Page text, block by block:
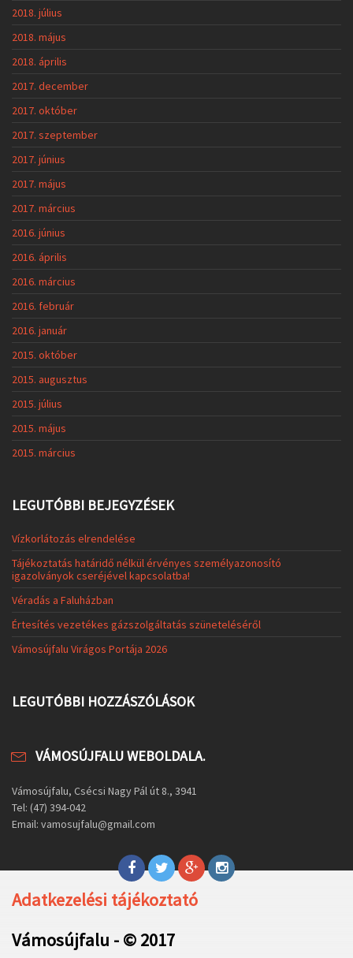
2018. július
2018. május
2018. április
2017. december
2017. október
2017. szeptember
2017. június
2017. május
2017. március
2016. június
2016. április
2016. március
2016. február
2016. január
2015. október
2015. augusztus
2015. július
2015. május
2015. március
LEGUTÓBBI BEJEGYZÉSEK
Vízkorlátozás elrendelése
Tájékoztatás határidő nélkül érvényes személyazonosító
igazolványok cseréjével kapcsolatba!
Véradás a Faluházban
Értesítés vezetékes gázszolgáltatás szüneteléséről
Vámosújfalu Virágos Portája 2026
LEGUTÓBBI HOZZÁSZÓLÁSOK
VÁMOSÚJFALU WEBOLDALA.
Vámosújfalu, Csécsi Nagy Pál út 8., 3941
Tel: (47) 394-042
Email: vamosujfalu@gmail.com
Adatkezelési tájékoztató
Vámosújfalu - © 2017